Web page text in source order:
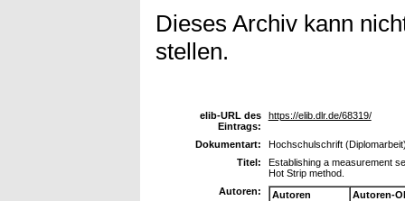
Dieses Archiv kann
stellen.
elib-URL des
Eintrags:
https://elib.dlr.de/68319/
Dokumentart:
Hochschulschrift
Titel:
Establishing a measurement
Hot Strip method.
Autoren:
Autoren
Autoren-